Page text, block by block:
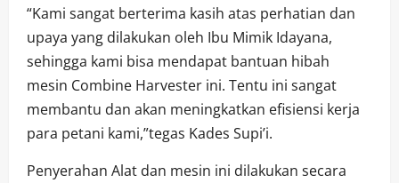
“Kami sangat berterima kasih atas perhatian dan
upaya yang dilakukan oleh Ibu Mimik Idayana,
sehingga kami bisa mendapat bantuan hibah
mesin Combine Harvester ini. Tentu ini sangat
membantu dan akan meningkatkan efisiensi kerja
para petani kami,”tegas Kades Supi’i.
Penyerahan Alat dan mesin ini dilakukan secara